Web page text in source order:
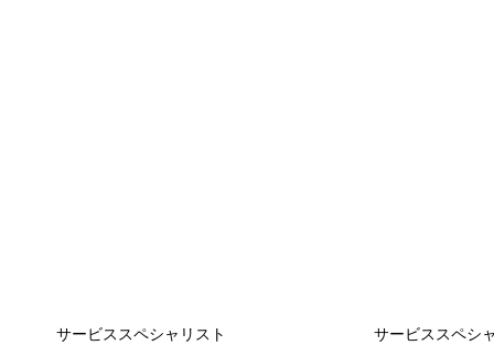
サービススペシャリスト サービススペシ